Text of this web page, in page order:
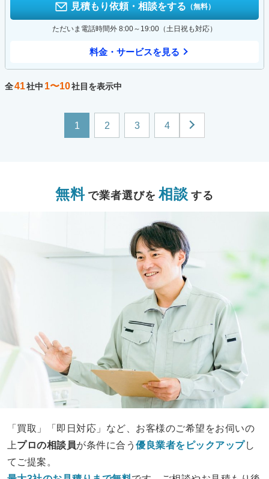
見積もり依頼・相談をする （無料）
ただいま電話時間外 8:00～19:00（土日祝も対応）
料金・サービスを見る
全41社中 1〜10社目を表示中
1 2 3 4
無料 で業者選びを 相談 する
「買取」「即日対応」など、お客様のご希望をお伺いの
上プロの相談員が条件に合う優良業者をピックアップし
てご提案。